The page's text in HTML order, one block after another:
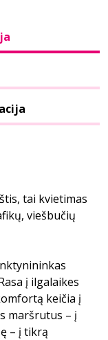
tai kvietimas
viešbučių
į ilgalaikes
keičia į
maršrutus – į
– į tikrą